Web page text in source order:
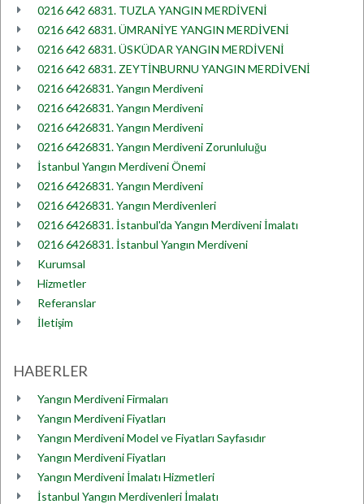
0216 642 6831. TUZLA YANGIN MERDİVENİ
0216 642 6831. ÜMRANİYE YANGIN MERDİVENİ
0216 642 6831. ÜSKÜDAR YANGIN MERDİVENİ
0216 642 6831. ZEYTİNBURNU YANGIN MERDİVENİ
0216 6426831. Yangın Merdiveni
0216 6426831. Yangın Merdiveni
0216 6426831. Yangın Merdiveni
0216 6426831. Yangın Merdiveni Zorunluluğu
İstanbul Yangın Merdiveni Önemi
0216 6426831. Yangın Merdiveni
0216 6426831. Yangın Merdivenleri
0216 6426831. İstanbul'da Yangın Merdiveni İmalatı
0216 6426831. İstanbul Yangın Merdiveni
Kurumsal
Hizmetler
Referanslar
İletişim
HABERLER
Yangın Merdiveni Firmaları
Yangın Merdiveni Fiyatları
Yangın Merdiveni Model ve Fiyatları Sayfasıdır
Yangın Merdiveni Fiyatları
Yangın Merdiveni İmalatı Hizmetleri
İstanbul Yangın Merdivenleri İmalatı